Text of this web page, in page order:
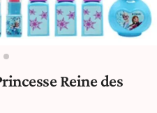
Reine des